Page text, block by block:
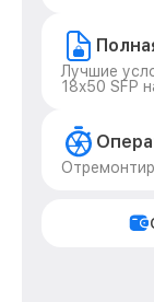
Лучшие
18x50 SFP